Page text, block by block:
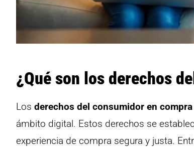
¿Qué son los derechos
Los derechos del consumidor en
ámbito digital. Estos derechos se
experiencia de compra segura y justa.